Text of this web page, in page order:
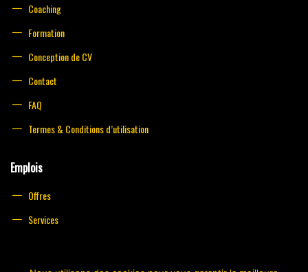
Coaching
Formation
Conception de CV
Contact
FAQ
Termes & Conditions d’utilisation
Emplois
Offres
Services